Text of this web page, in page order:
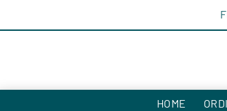
HOME